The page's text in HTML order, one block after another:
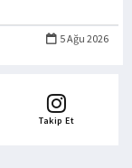
5 Ağu 2026
Takip Et